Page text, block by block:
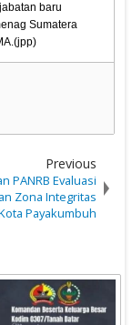
baru
Sumatera
Previous
PANRB Evaluasi
Zona Integritas
Payakumbuh